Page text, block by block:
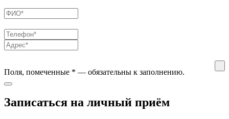
Поля, помеченные * — обязательны к заполнению.
Записаться на личный приём